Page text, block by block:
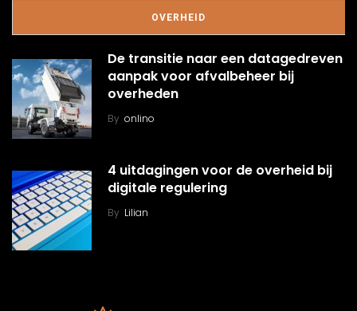
OVERHEID
De transitie naar een datagedreven
aanpak voor afvalbeheer bij
overheden
By onlino
4 uitdagingen voor de overheid bij
digitale regulering
By Lilian